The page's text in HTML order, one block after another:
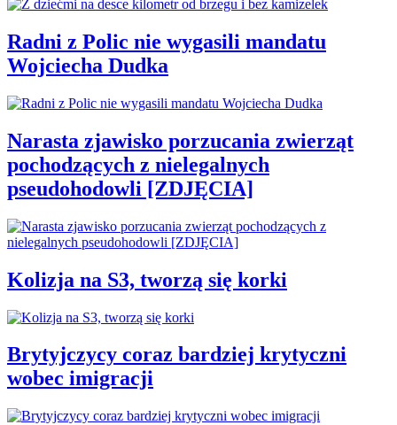
Radni z Polic nie wygasili mandatu
Wojciecha Dudka
Narasta zjawisko porzucania zwierząt
pochodzących z nielegalnych
pseudohodowli [ZDJĘCIA]
Kolizja na S3, tworzą się korki
Brytyjczycy coraz bardziej krytyczni
wobec imigracji